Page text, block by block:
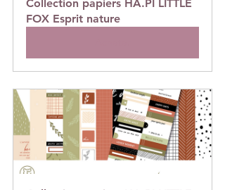
Collection papiers HA.PI LITTLE
FOX Esprit nature